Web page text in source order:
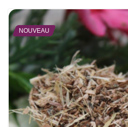
NOUVEAU